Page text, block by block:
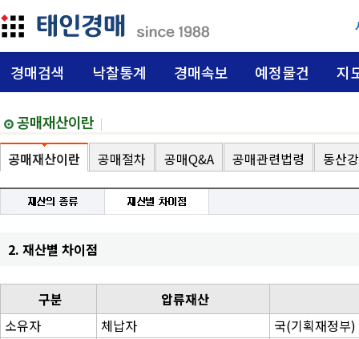
경매검색 낙찰통계 경매속보 예정물건 지
공매재산이란
공매재산이란 공매절차 공매Q&A 공매관련법령 동산
2. 재산별 차이점
구분
압류재산
소유자
체납자 국(기획재정부)